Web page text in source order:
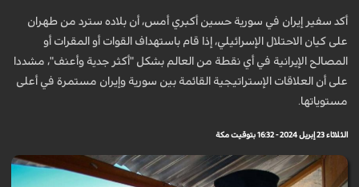
أكد سفير إيران في سورية حسين أكبري أمس، أن بلاده سترد من طهران
على كيان الاحتلال الإسرائيلي، إذا قام باستهداف القوات أو المقرات أو
المصالح الإيرانية في أي نقطة من العالم بشكل "أكثر جدية وأعنف"، مشددا
على أن العلاقات الإستراتيجية القائمة بين سورية وإيران مستمرة في أعلى
مستوياتها.
الثلاثاء 23 إبريل 2024 - 16:32 بتوقيت مكة